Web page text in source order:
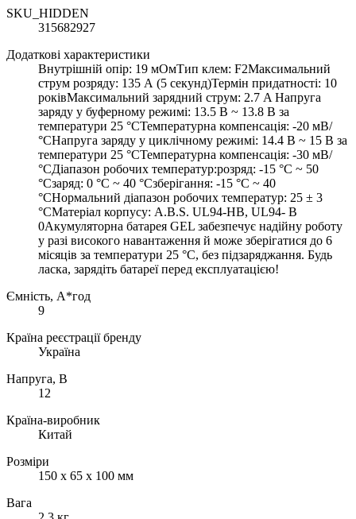
SKU_HIDDEN
315682927
Додаткові характеристики
Внутрішній опір: 19 мОмТип клем: F2Максимальний
струм розряду: 135 А (5 секунд)Термін придатності: 10
роківМаксимальний зарядний струм: 2.7 A Напруга
заряду у буферному режимі: 13.5 В ~ 13.8 В за
температури 25 °CТемпературна компенсація: -20 мВ/
°CНапруга заряду у циклічному режимі: 14.4 В ~ 15 В за
температури 25 °CТемпературна компенсація: -30 мВ/
°CДіапазон робочих температур:розряд: -15 °C ~ 50
°Cзаряд: 0 °C ~ 40 °Cзберігання: -15 °C ~ 40
°CНормальний діапазон робочих температур: 25 ± 3
°CМатеріал корпусу: A.В.S. UL94-HB, UL94- В
0Акумуляторна батарея GEL забезпечує надійну роботу
у разі високого навантаження й може зберігатися до 6
місяців за температури 25 °C, без підзаряджання. Будь
ласка, зарядіть батареї перед експлуатацією!
Ємність, А*год
9
Країна реєстрації бренду
Україна
Напруга, В
12
Країна-виробник
Китай
Розміри
150 х 65 х 100 мм
Вага